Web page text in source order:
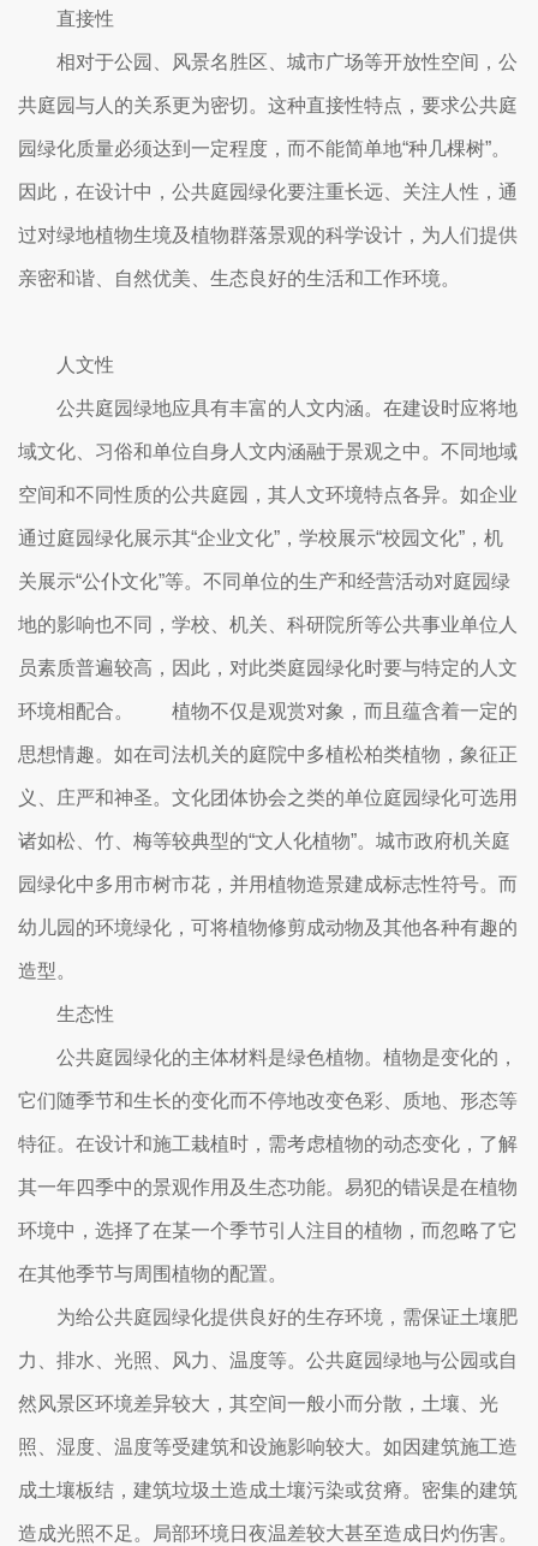
直接性
相对于公园、风景名胜区、城市广场等开放性空间，公
共庭园与人的关系更为密切。这种直接性特点，要求公共庭
园绿化质量必须达到一定程度，而不能简单地“种几棵树”。
因此，在设计中，公共庭园绿化要注重长远、关注人性，通
过对绿地植物生境及植物群落景观的科学设计，为人们提供
亲密和谐、自然优美、生态良好的生活和工作环境。
人文性
公共庭园绿地应具有丰富的人文内涵。在建设时应将地
域文化、习俗和单位自身人文内涵融于景观之中。不同地域
空间和不同性质的公共庭园，其人文环境特点各异。如企业
通过庭园绿化展示其“企业文化”，学校展示“校园文化”，机
关展示“公仆文化”等。不同单位的生产和经营活动对庭园绿
地的影响也不同，学校、机关、科研院所等公共事业单位人
员素质普遍较高，因此，对此类庭园绿化时要与特定的人文
环境相配合。 植物不仅是观赏对象，而且蕴含着一定的
思想情趣。如在司法机关的庭院中多植松柏类植物，象征正
义、庄严和神圣。文化团体协会之类的单位庭园绿化可选用
诸如松、竹、梅等较典型的“文人化植物”。城市政府机关庭
园绿化中多用市树市花，并用植物造景建成标志性符号。而
幼儿园的环境绿化，可将植物修剪成动物及其他各种有趣的
造型。
生态性
公共庭园绿化的主体材料是绿色植物。植物是变化的，
它们随季节和生长的变化而不停地改变色彩、质地、形态等
特征。在设计和施工栽植时，需考虑植物的动态变化，了解
其一年四季中的景观作用及生态功能。易犯的错误是在植物
环境中，选择了在某一个季节引人注目的植物，而忽略了它
在其他季节与周围植物的配置。
为给公共庭园绿化提供良好的生存环境，需保证土壤肥
力、排水、光照、风力、温度等。公共庭园绿地与公园或自
然风景区环境差异较大，其空间一般小而分散，土壤、光
照、湿度、温度等受建筑和设施影响较大。如因建筑施工造
成土壤板结，建筑垃圾土造成土壤污染或贫瘠。密集的建筑
造成光照不足。局部环境日夜温差较大甚至造成日灼伤害。